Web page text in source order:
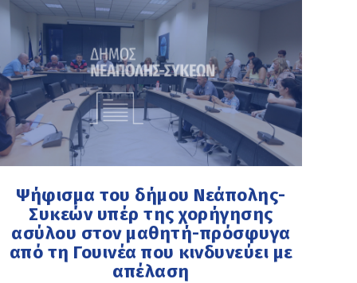
Ψήφισμα του δήμου Νεάπολης-
Συκεών υπέρ της χορήγησης
ασύλου στον μαθητή-πρόσφυγα
από τη Γουινέα που κινδυνεύει με
απέλαση